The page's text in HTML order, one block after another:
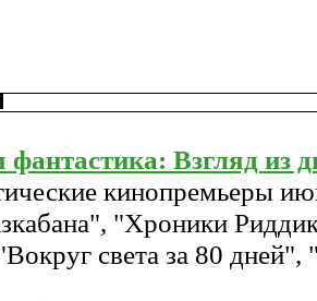
фантастика: Взгляд из
кинопремьеры
"Хроники
света за 80 дней",